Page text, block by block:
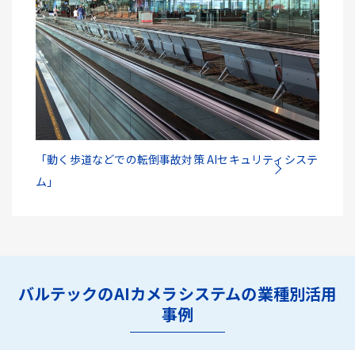
「動く歩道などでの転倒事故対策 AIセキュリティシステ
ム」
バルテックのAIカメラシステムの業種別活用
事例